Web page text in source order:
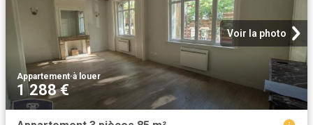
Voir la photo
Appartement·à louer
1 288 €